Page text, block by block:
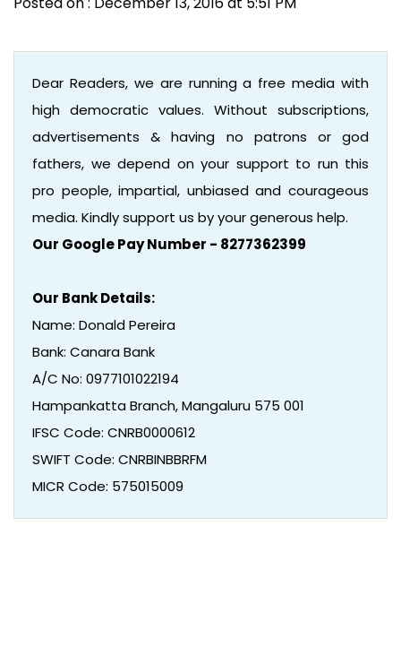
Dear Readers, we are running a free media with
high democratic values. Without subscriptions,
advertisements & having no patrons or god
fathers, we depend on your support to run this
pro people, impartial, unbiased and courageous
media. Kindly support us by your generous help.
Our Google Pay Number - 8277362399
Our Bank Details:
Name: Donald Pereira
Bank: Canara Bank
A/C No: 0977101022194
Hampankatta Branch, Mangaluru 575 001
IFSC Code: CNRB0000612
SWIFT Code: CNRBINBBRFM
MICR Code: 575015009